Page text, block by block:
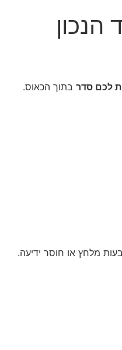
לכם סדר בתוך הכאוס.
מלחץ או חוסר ידיעה.